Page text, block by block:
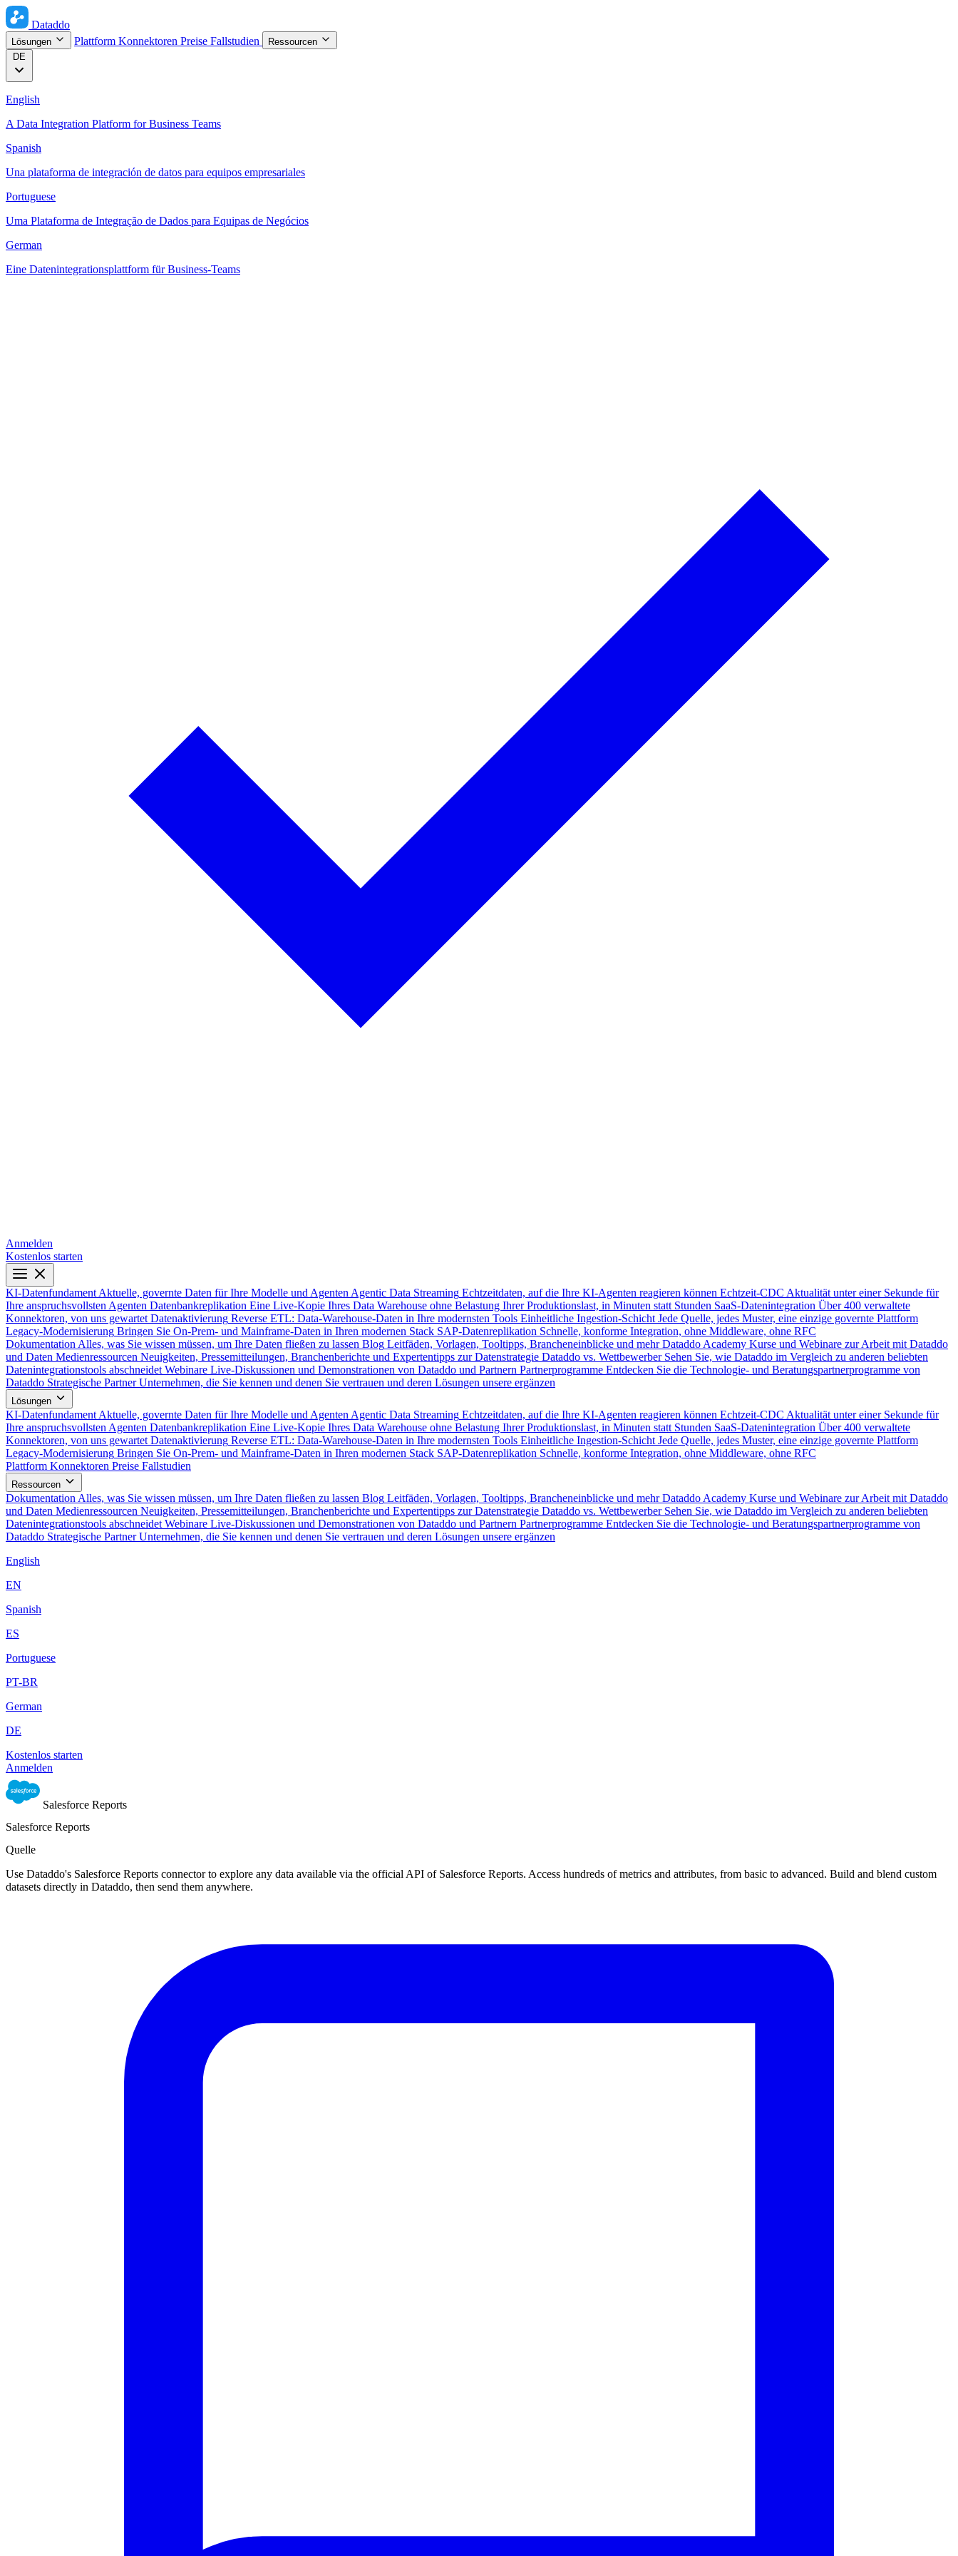
Dataddo
Lösungen Plattform Konnektoren Preise Fallstudien
Ressourcen
DE
English
A Data Integration Platform for Business Teams
Spanish
Una plataforma de integración de datos para equipos empresariales
Portuguese
Uma Plataforma de Integração de Dados para Equipas de Negócios
German
Eine Datenintegrationsplattform für Business-Teams
Anmelden
Kostenlos starten
KI-Datenfundament Aktuelle, governte Daten für Ihre Modelle und Agenten Agentic Data Streaming Echtzeitdaten, auf die Ihre KI-Agenten reagieren können Echtzeit-CDC Aktualität unter einer Sekunde für
Ihre anspruchsvollsten Agenten Datenbankreplikation Eine Live-Kopie Ihres Data Warehouse ohne Belastung Ihrer Produktionslast, in Minuten statt Stunden SaaS-Datenintegration Über 400 verwaltete
Konnektoren, von uns gewartet Datenaktivierung Reverse ETL: Data-Warehouse-Daten in Ihre modernsten Tools Einheitliche Ingestion-Schicht Jede Quelle, jedes Muster, eine einzige governte Plattform
Legacy-Modernisierung Bringen Sie On-Prem- und Mainframe-Daten in Ihren modernen Stack SAP-Datenreplikation Schnelle, konforme Integration, ohne Middleware, ohne RFC
Dokumentation Alles, was Sie wissen müssen, um Ihre Daten fließen zu lassen Blog Leitfäden, Vorlagen, Tooltipps, Brancheneinblicke und mehr Dataddo Academy Kurse und Webinare zur Arbeit mit Dataddo
und Daten Medienressourcen Neuigkeiten, Pressemitteilungen, Branchenberichte und Expertentipps zur Datenstrategie Dataddo vs. Wettbewerber Sehen Sie, wie Dataddo im Vergleich zu anderen beliebten
Datenintegrationstools abschneidet Webinare Live-Diskussionen und Demonstrationen von Dataddo und Partnern Partnerprogramme Entdecken Sie die Technologie- und Beratungspartnerprogramme von
Dataddo Strategische Partner Unternehmen, die Sie kennen und denen Sie vertrauen und deren Lösungen unsere ergänzen
Lösungen
KI-Datenfundament Aktuelle, governte Daten für Ihre Modelle und Agenten Agentic Data Streaming Echtzeitdaten, auf die Ihre KI-Agenten reagieren können Echtzeit-CDC Aktualität unter einer Sekunde für
Ihre anspruchsvollsten Agenten Datenbankreplikation Eine Live-Kopie Ihres Data Warehouse ohne Belastung Ihrer Produktionslast, in Minuten statt Stunden SaaS-Datenintegration Über 400 verwaltete
Konnektoren, von uns gewartet Datenaktivierung Reverse ETL: Data-Warehouse-Daten in Ihre modernsten Tools Einheitliche Ingestion-Schicht Jede Quelle, jedes Muster, eine einzige governte Plattform
Legacy-Modernisierung Bringen Sie On-Prem- und Mainframe-Daten in Ihren modernen Stack SAP-Datenreplikation Schnelle, konforme Integration, ohne Middleware, ohne RFC
Plattform Konnektoren Preise Fallstudien
Ressourcen
Dokumentation Alles, was Sie wissen müssen, um Ihre Daten fließen zu lassen Blog Leitfäden, Vorlagen, Tooltipps, Brancheneinblicke und mehr Dataddo Academy Kurse und Webinare zur Arbeit mit Dataddo
und Daten Medienressourcen Neuigkeiten, Pressemitteilungen, Branchenberichte und Expertentipps zur Datenstrategie Dataddo vs. Wettbewerber Sehen Sie, wie Dataddo im Vergleich zu anderen beliebten
Datenintegrationstools abschneidet Webinare Live-Diskussionen und Demonstrationen von Dataddo und Partnern Partnerprogramme Entdecken Sie die Technologie- und Beratungspartnerprogramme von
Dataddo Strategische Partner Unternehmen, die Sie kennen und denen Sie vertrauen und deren Lösungen unsere ergänzen
English
EN
Spanish
ES
Portuguese
PT-BR
German
DE
Kostenlos starten
Anmelden
Salesforce Reports
Salesforce Reports
Quelle
Use Dataddo's Salesforce Reports connector to explore any data available via the official API of Salesforce Reports. Access hundreds of metrics and attributes, from basic to advanced. Build and blend custom
datasets directly in Dataddo, then send them anywhere.